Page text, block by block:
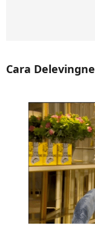
Cara Delevingne